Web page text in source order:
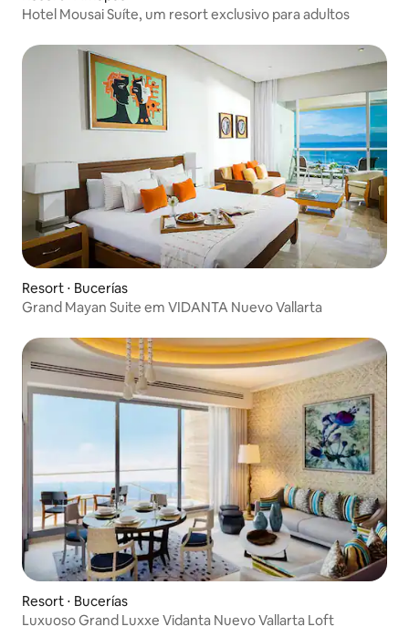
Hotel Mousai Suíte, um resort exclusivo para adultos
Resort ⋅ Bucerías
Grand Mayan Suite em VIDANTA Nuevo Vallarta
Resort ⋅ Bucerías
Luxuoso Grand Luxxe Vidanta Nuevo Vallarta Loft